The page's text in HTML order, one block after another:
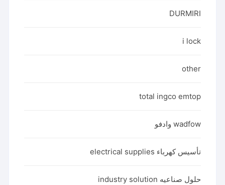
DURMIRI
i lock
other
total ingco emtop
wadfow وادفو
تأسيس كهرباء electrical supplies
حلول صناعيه industry solution